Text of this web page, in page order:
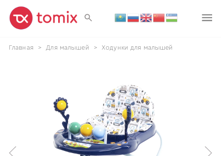
Главная > Для малышей > Ходунки для малышей